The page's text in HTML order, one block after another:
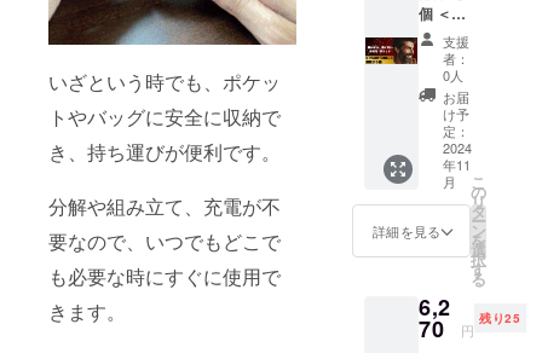
いざという時でも、ポケッ
トやバッグに安全に収納で
き、持ち運びが便利です。
分解や組み立て、充電が不
要なので、いつでもどこで
も必要な時にすぐに使用で
きます。
利な
HANAR
ICH専用
ケース
を、ご
支援い
ただき
ました
方全員
に提供
いたし
ます。
個 ＜保
証につ
いて＞
万が一
商品が
破損・
汚損し
ていた
場合
は、返
品・交
換をさ
せてい
ただき
※初期不
良のみ
対応 ※
支援
者：
0人
お届
け予
定：
2024
年11
月
詳細を見る
こ
の
リ
タ
ー
ン
を
選
択
す
る
6,2
70 円
残り25